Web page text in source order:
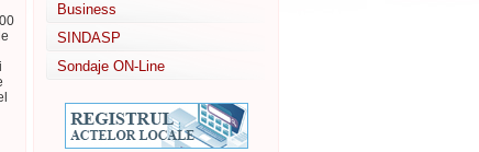
Business
SINDASP
Sondaje ON-Line